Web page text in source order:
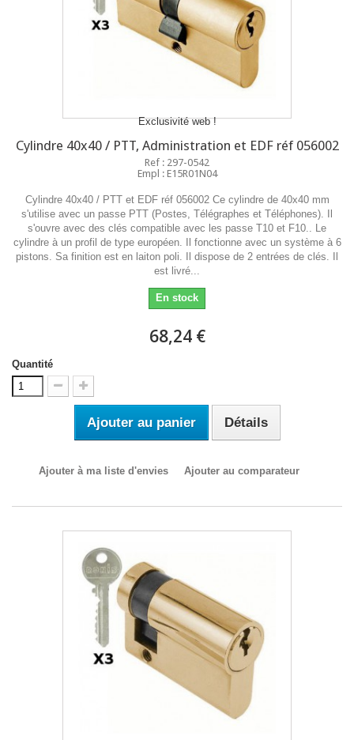
Exclusivité web !
Cylindre 40x40 / PTT, Administration et EDF réf 056002
Ref : 297-0542
Empl : E15R01N04
Cylindre 40x40 / PTT et EDF réf 056002 Ce cylindre de 40x40 mm
s'utilise avec un passe PTT (Postes, Télégraphes et Téléphones). Il
s'ouvre avec des clés compatible avec les passe T10 et F10.. Le
cylindre à un profil de type européen. Il fonctionne avec un système à 6
pistons. Sa finition est en laiton poli. Il dispose de 2 entrées de clés. Il
est livré...
En stock
68,24 €
Quantité
Ajouter au panier Détails
Ajouter à ma liste d'envies Ajouter au comparateur